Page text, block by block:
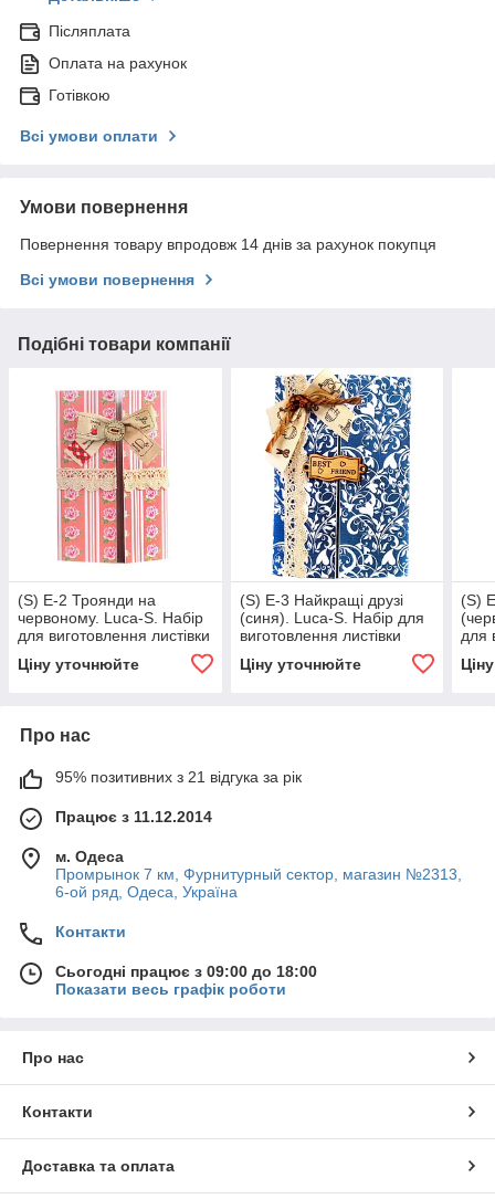
Післяплата
Оплата на рахунок
Готівкою
Всі умови оплати
Умови повернення
Повернення товару впродовж 14 днів за рахунок покупця
Всі умови повернення
Подібні товари компанії
(S) E-2 Троянди на
червоному. Luca-S. Набір
для виготовлення листівки
повний збірка без вишивки
Ціну уточнюйте
(S) E-3 Найкращі друзі
(синя). Luca-S. Набір для
виготовлення листівки
повний збірка без вишивки
Ціну уточнюйте
(S)
для
Про нас
95% позитивних з 21 відгука за рік
Працює з 11.12.2014
м. Одеса
Промрынок 7 км, Фурнитурный сектор, магазин №2313,
6-ой ряд, Одеса, Україна
Контакти
Сьогодні працює з 09:00 до 18:00
Показати весь графік роботи
Про нас
Контакти
Доставка та оплата